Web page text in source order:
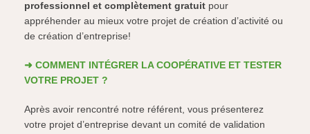
professionnel et complètement gratuit pour
appréhender au mieux votre projet de création d’activité ou
de création d’entreprise!
➜ COMMENT INTÉGRER LA COOPÉRATIVE ET TESTER
VOTRE PROJET ?
Après avoir rencontré notre référent, vous présenterez
votre projet d’entreprise devant un comité de validation